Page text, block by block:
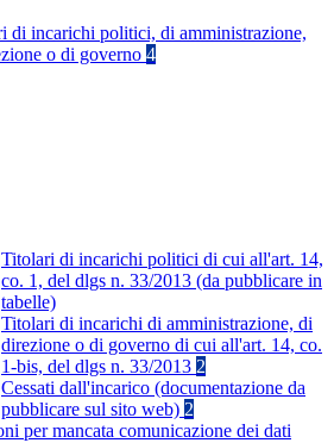
di incarichi politici, di amministrazione,
o di governo 4
Titolari di incarichi politici di cui all'art. 14,
co. 1, del dlgs n. 33/2013 (da pubblicare in
tabelle)
Titolari di incarichi di amministrazione, di
direzione o di governo di cui all'art. 14, co.
1-bis, del dlgs n. 33/2013 2
Cessati dall'incarico (documentazione da
pubblicare sul sito web) 2
per mancata comunicazione dei dati